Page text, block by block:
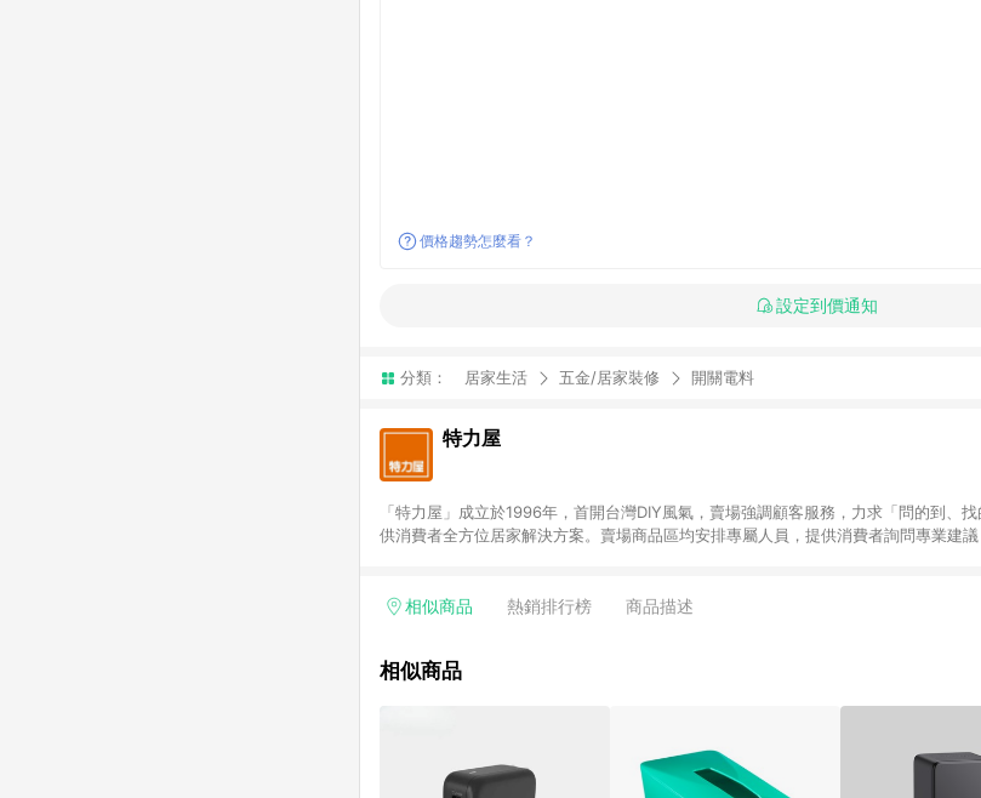
價格趨勢怎麼看？
設定到價通知
分類： 居家生活 五金/居家裝修 開關電料
特力屋
「特力屋」成立於1996年，首開台灣DIY風氣，賣場強調顧客服務，力求「問的到、
供消費者全方位居家解決方案。賣場商品區均安排專屬人員，提供消費者詢問專業建
升服務質感，期望每一位來店顧客，能輕鬆挑選到商品(Simple to choose)、在最短的
相似商品 熱銷排行榜 商品描述
相似商品